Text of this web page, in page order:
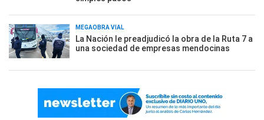
MEGAOBRA VIAL
La Nación le preadjudicó la obra de la Ruta 7 a
una sociedad de empresas mendocinas